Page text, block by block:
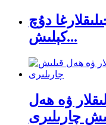
دۇچ
كېلىش...
ۋە ھەل